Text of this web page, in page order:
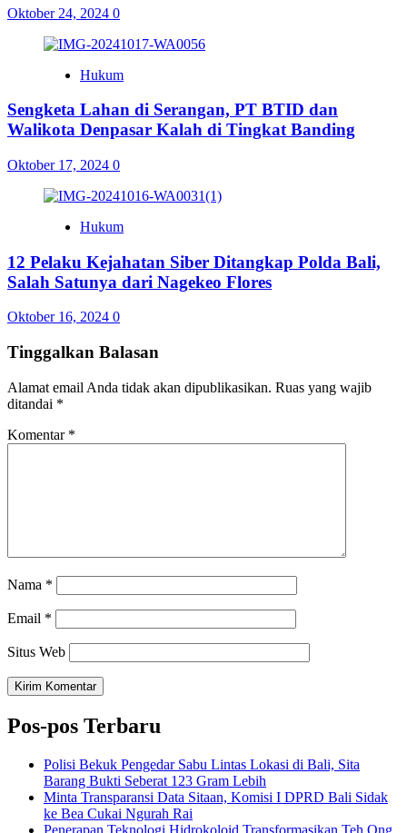
Oktober 24, 2024 0
Hukum
Sengketa Lahan di Serangan, PT BTID dan
Walikota Denpasar Kalah di Tingkat Banding
Oktober 17, 2024 0
Hukum
12 Pelaku Kejahatan Siber Ditangkap Polda Bali,
Salah Satunya dari Nagekeo Flores
Oktober 16, 2024 0
Tinggalkan Balasan
Alamat email Anda tidak akan dipublikasikan. Ruas yang wajib
ditandai *
Komentar *
Nama *
Email *
Situs Web
Pos-pos Terbaru
Polisi Bekuk Pengedar Sabu Lintas Lokasi di Bali, Sita
Barang Bukti Seberat 123 Gram Lebih
Minta Transparansi Data Sitaan, Komisi I DPRD Bali Sidak
ke Bea Cukai Ngurah Rai
Penerapan Teknologi Hidrokoloid Transformasikan Teh Ong